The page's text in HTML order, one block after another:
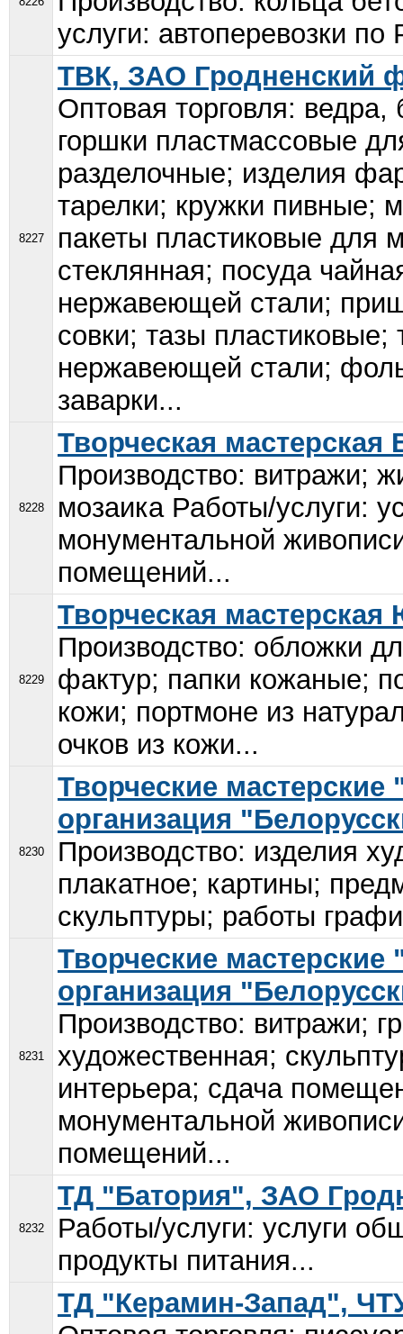
услуги: автоперевозки по
8227
ТВК, ЗАО Гродненский
Оптовая торговля:
горшки пластмассовые
разделочные; изделия
тарелки; кружки пивные;
пакеты пластиковые для
стеклянная; посуда
нержавеющей стали;
совки; тазы пластиковые;
нержавеющей стали;
заварки...
8228
Творческая
Производство: витражи;
мозаика Работы/услуги:
монументальной
помещений...
8229
Творческая
Производство: обложки
фактур; папки кожаные;
кожи; портмоне из
очков из кожи...
8230
Творческие мастерские
организация
Производство: изделия
плакатное; картины;
скульптуры; работы
8231
Творческие мастерские
организация
Производство: витражи;
художественная;
интерьера; сдача
монументальной
помещений...
8232
ТД "Батория", ЗАО
Работы/услуги: услуги
продукты питания...
ТД "Керамин-Запад",